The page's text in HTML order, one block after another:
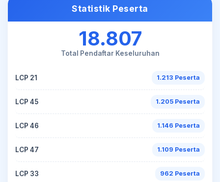
Statistik Peserta
18.807
Total Pendaftar Keseluruhan
LCP 21 1.213 Peserta
LCP 45 1.205 Peserta
LCP 46 1.146 Peserta
LCP 47 1.109 Peserta
LCP 33 962 Peserta